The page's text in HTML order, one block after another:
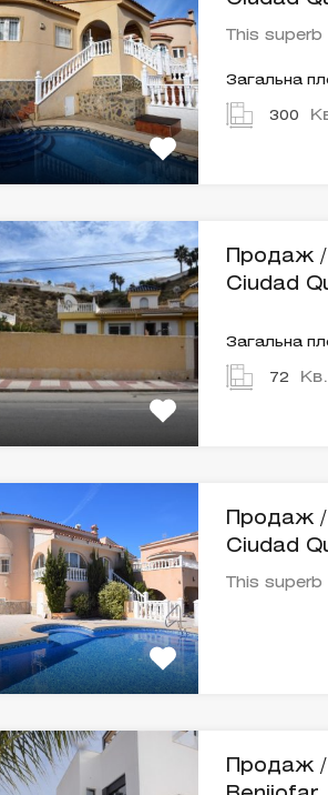
This superb
Загальна
300
Продаж /
Ciudad
Загальна
72
Продаж /
Ciudad
This
Продаж /